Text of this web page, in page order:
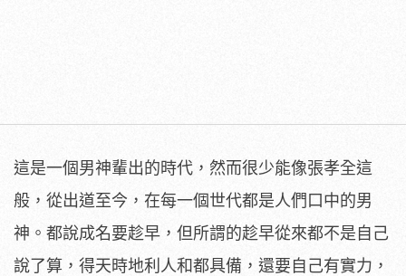
這是一個男神輩出的時代，然而很少能像張孝全這
般，從出道至今，在每一個世代都是人們口中的男
神。都說成名要趁早，但所謂的趁早從來都不是自己
說了算，得天時地利人和都具備，還要自己有實力，